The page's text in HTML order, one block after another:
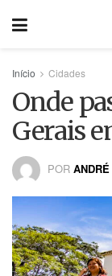
Início Cidades
Onde
Gerais
POR